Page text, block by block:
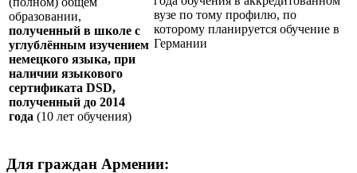
вузе по тому профилю, по
которому планируется обучение в
Германии
образовании,
полученный в школе с
углублённым изучением
немецкого языка, при
наличии языкового
сертификата DSD,
полученный до 2014
года (10 лет обучения)
Для граждан Армении: